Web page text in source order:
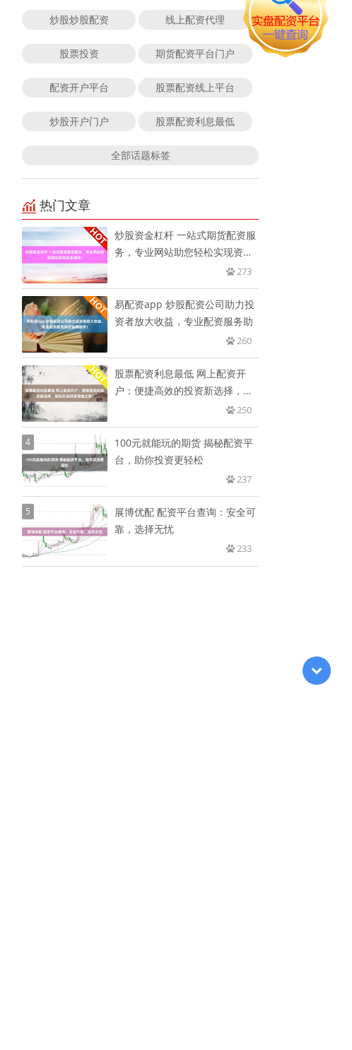
炒股炒股配资 线上配资代理
股票投资 期货配资平台门户
配资开户平台 股票配资线上平台
炒股开户门户 股票配资利息最低
全部话题标签
热门文章
炒股资金杠杆 一站式期货配资服
务，专业网站助您轻松实现资金
273
易配资app 炒股配资公司助力投
资者放大收益，专业配资服务助
260
股票配资利息最低 网上配资开
户：便捷高效的投资新选择，轻
250
4
100元就能玩的期货 揭秘配资平
台，助你投资更轻松
237
5
展博优配 配资平台查询：安全可
靠，选择无忧
233